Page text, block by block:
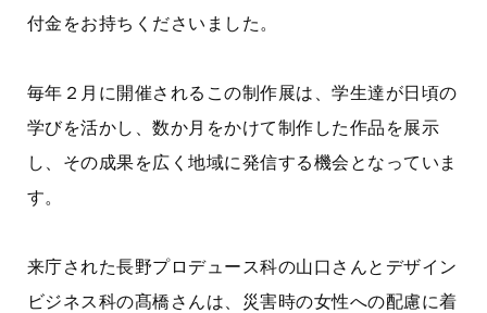
付金をお持ちくださいました。
毎年２月に開催されるこの制作展は、学生達が日頃の
学びを活かし、数か月をかけて制作した作品を展示
し、その成果を広く地域に発信する機会となっていま
す。
来庁された長野プロデュース科の山口さんとデザイン
ビジネス科の髙橋さんは、災害時の女性への配慮に着